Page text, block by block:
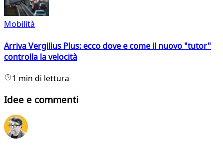
Mobilità
Arriva Vergilius Plus: ecco dove e come il nuovo "tutor"
controlla la velocità
1 min di lettura
Idee e commenti